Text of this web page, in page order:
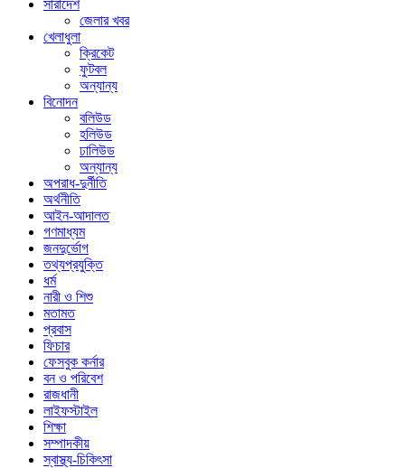
সারাদেশ
জেলার খবর
খেলাধুলা
ক্রিকেট
ফুটবল
অন্যান্য
বিনোদন
বলিউড
হলিউড
ঢালিউড
অন্যান্য
অপরাধ-দুর্নীতি
অর্থনীতি
আইন-আদালত
গণমাধ্যম
জনদুর্ভোগ
তথ্যপ্রযুক্তি
ধর্ম
নারী ও শিশু
মতামত
প্রবাস
ফিচার
ফেসবুক কর্নার
বন ও পরিবেশ
রাজধানী
লাইফস্টাইল
শিক্ষা
সম্পাদকীয়
স্বাস্থ্য-চিকিৎসা